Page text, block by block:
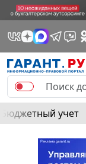
Бюджетный учет